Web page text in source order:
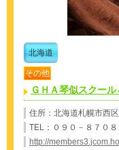
北海道
その他
ＧＨＡ琴似スクー
住所：北海道札幌市西
TEL：０９０－８７０８
http://